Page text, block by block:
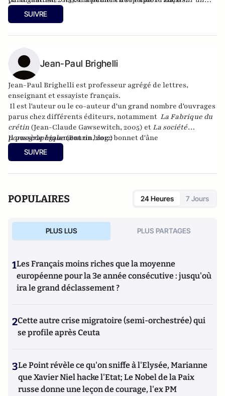
prof, du côté obscur de l'éducation
2015).
SUIVRE
Jean-Paul Brighelli
Jean-Paul Brighelli est professeur agrégé de lettres,
enseignant et essayiste français.
Il est l'auteur ou le co-auteur d'un grand nombre d'ouvrages
parus chez différents éditeurs, notamment La Fabrique du
crétin (Jean-Claude Gawsewitch, 2005) et La société
pornographique(Bourin, 2012)
Il possède également un blog :bonnet d'âne
SUIVRE
POPULAIRES 24 Heures 7 Jours
PLUS LUS PLUS PARTAGES
1Les Français moins riches que la moyenne
européenne pour la 3e année consécutive : jusqu'où
ira le grand déclassement ?
2Cette autre crise migratoire (semi-orchestrée) qui
se profile après Ceuta
3Le Point révèle ce qu'on sniffe à l'Elysée, Marianne
que Xavier Niel hacke l'Etat; Le Nobel de la Paix
russe donne une leçon de courage, l'ex PM